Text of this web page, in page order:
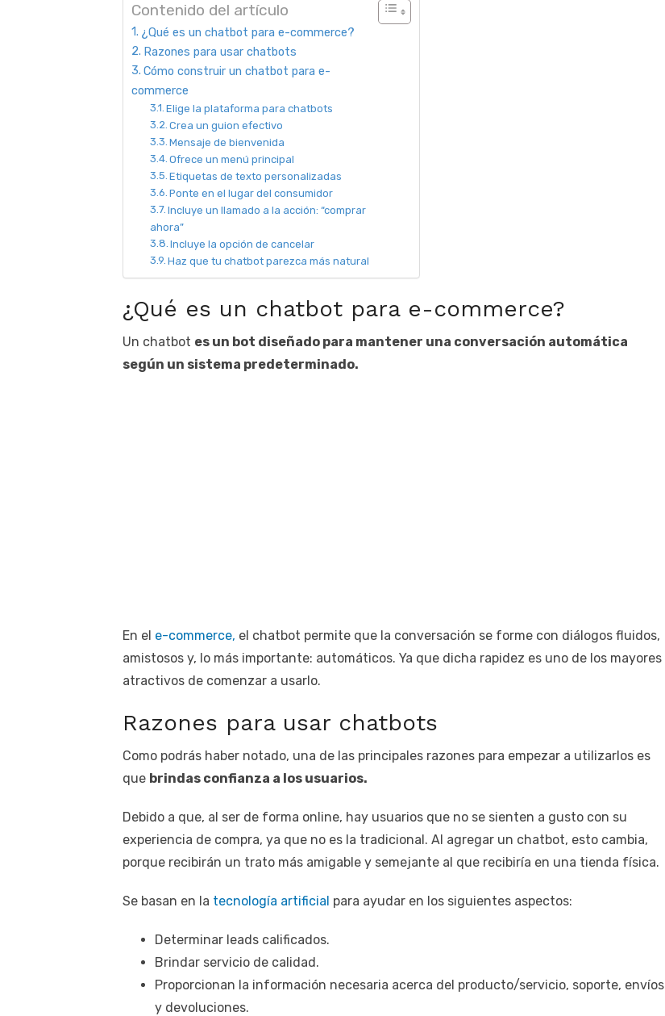
Contenido del artículo
¿Qué es un chatbot para e-commerce?
Razones para usar chatbots
Cómo construir un chatbot para e-
commerce
Elige la plataforma para chatbots
Crea un guion efectivo
Mensaje de bienvenida
Ofrece un menú principal
Etiquetas de texto personalizadas
Ponte en el lugar del consumidor
Incluye un llamado a la acción: “comprar
ahora”
Incluye la opción de cancelar
Haz que tu chatbot parezca más natural
¿Qué es un chatbot para e-commerce?
Un chatbot es un bot diseñado para mantener una conversación automática
según un sistema predeterminado.
En el e-commerce, el chatbot permite que la conversación se forme con diálogos fluidos,
amistosos y, lo más importante: automáticos. Ya que dicha rapidez es uno de los mayores
atractivos de comenzar a usarlo.
Razones para usar chatbots
Como podrás haber notado, una de las principales razones para empezar a utilizarlos es
que brindas confianza a los usuarios.
Debido a que, al ser de forma online, hay usuarios que no se sienten a gusto con su
experiencia de compra, ya que no es la tradicional. Al agregar un chatbot, esto cambia,
porque recibirán un trato más amigable y semejante al que recibiría en una tienda física.
Se basan en la tecnología artificial para ayudar en los siguientes aspectos:
Determinar leads calificados.
Brindar servicio de calidad.
Proporcionan la información necesaria acerca del producto/servicio, soporte, envíos
y devoluciones.